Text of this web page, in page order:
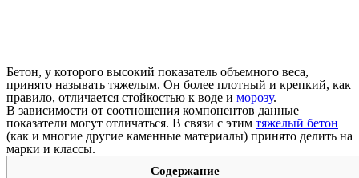
Бетон, у которого высокий показатель объемного веса,
принято называть тяжелым. Он более плотный и крепкий, как
правило, отличается стойкостью к воде и морозу.
В зависимости от соотношения компонентов данные
показатели могут отличаться. В связи с этим тяжелый бетон
(как и многие другие каменные материалы) принято делить на
марки и классы.
Содержание